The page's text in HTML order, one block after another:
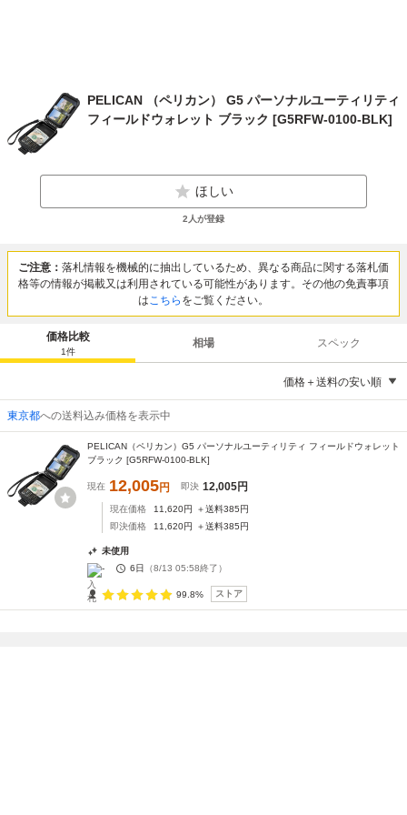
PELICAN （ペリカン） G5 パーソナルユーティリティ
フィールドウォレット ブラック [G5RFW-0100-BLK]
ほしい
2 人が登録
ご注意： 落札情報を機械的に抽出しているため、異なる商品に関する落札価
格等の情報が掲載又は利用されている可能性があります。その他の免責事項
はこちら をご覧ください。
価格比較
1件
相場 スペック
価格＋送料の安い順
東京都への送料込み価格を表示中
PELICAN（ペリカン）G5 パーソナルユーティリティ フィールドウォレット
ブラック [G5RFW-0100-BLK]
現在 12,005円 即決 12,005円
現在価格 11,620円 ＋送料385円
即決価格
11,620円 ＋送料385円
未使用
-
6日 （8/13 05:58終了）
99.8% ストア